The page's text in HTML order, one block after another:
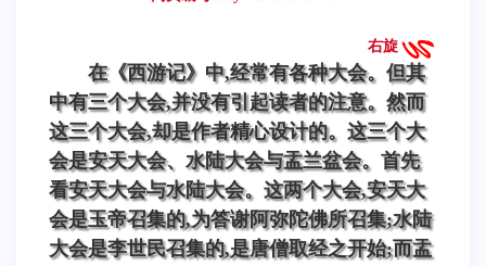
右旋
在《西游记》中,经常有各种大会。但其
中有三个大会,并没有引起读者的注意。然而
这三个大会,却是作者精心设计的。这三个大
会是安天大会、水陆大会与盂兰盆会。首先
看安天大会与水陆大会。这两个大会,安天大
会是玉帝召集的,为答谢阿弥陀佛所召集;水陆
大会是李世民召集的,是唐僧取经之开始;而盂